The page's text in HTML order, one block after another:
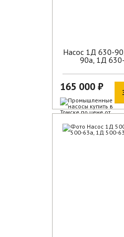
Насос 1Д 630-
90а, 1Д
165 000 ₽
В наличии